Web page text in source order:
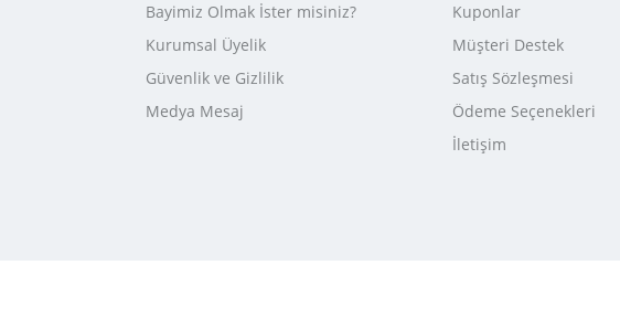
Bayimiz Olmak İster misiniz?
Kurumsal Üyelik
Güvenlik ve Gizlilik
Medya Mesaj
Kuponlar
Müşteri Destek
Satış Sözleşmesi
Ödeme Seçenekleri
İletişim